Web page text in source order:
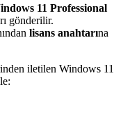
11 Professional
gönderilir.
lisans anahtarına
iletilen Windows 11